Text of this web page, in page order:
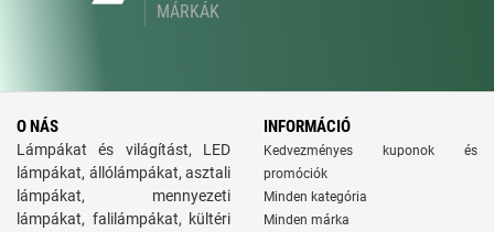
MÁRKÁK
O NÁS
Lámpákat és világítást, LED
lámpákat, állólámpákat, asztali
lámpákat, mennyezeti
lámpákat, falilámpákat, kültéri
INFORMÁCIÓ
Kedvezményes kuponok és
promóciók
Minden kategória
Minden márka